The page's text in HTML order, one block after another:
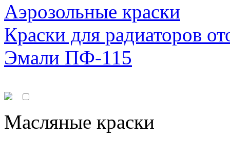
Аэрозольные краски
Краски для радиаторов
Эмали ПФ-115
Масляные краски